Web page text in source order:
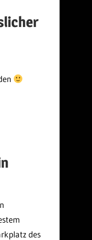
des